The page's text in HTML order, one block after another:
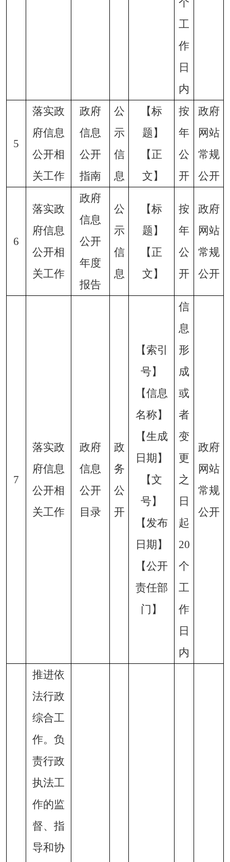
工
作
日
内
5
落实政
府信息
公开相
关工作
政府
信息
公开
指南
公
示
信
息
【标
题】
【正
文】
按
年
公
开
政府
网站
常规
公开
6
落实政
府信息
公开相
关工作
政府
信息
公开
年度
报告
公
示
信
息
【标
题】
【正
文】
按
年
公
开
政府
网站
常规
公开
7
落实政
府信息
公开相
关工作
政府
信息
公开
目录
政
务
公
开
【索引
号】
【信息
名称】
【生成
日期】
【文
号】
【发布
日期】
【公开
责任部
门】
信
息
形
成
或
者
变
更
之
日
起
20
个
工
作
日
内
政府
网站
常规
公开
推进依
法行政
综合工
作。负
责行政
执法工
作的监
督、指
导和协